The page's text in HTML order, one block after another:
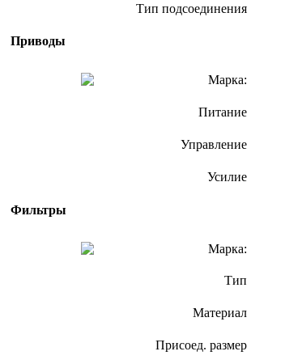
Тип подсоединения
Приводы
Марка:
Питание
Управление
Усилие
Фильтры
Марка:
Тип
Материал
Присоед. размер